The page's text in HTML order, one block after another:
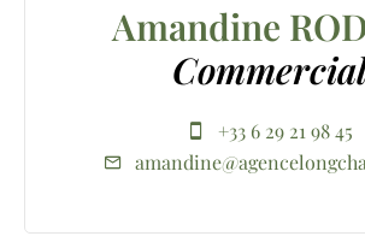
Amandine
+33 6 29 21 98 45